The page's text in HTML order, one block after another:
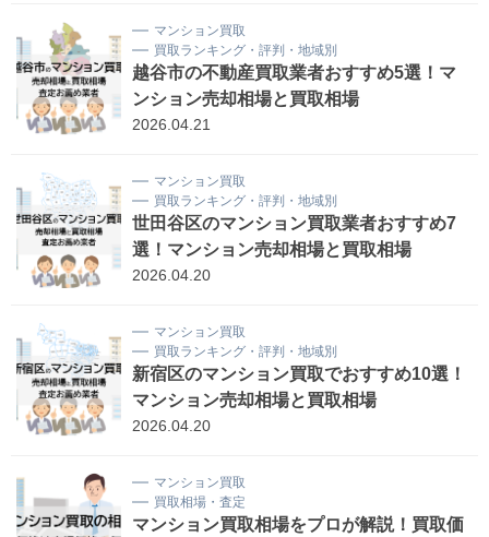
マンション買取
買取ランキング・評判・地域別
越谷市の不動産買取業者おすすめ5選！マ
ンション売却相場と買取相場
2026.04.21
マンション買取
買取ランキング・評判・地域別
世田谷区のマンション買取業者おすすめ7
選！マンション売却相場と買取相場
2026.04.20
マンション買取
買取ランキング・評判・地域別
新宿区のマンション買取でおすすめ10選！
マンション売却相場と買取相場
2026.04.20
マンション買取
買取相場・査定
マンション買取相場をプロが解説！買取価